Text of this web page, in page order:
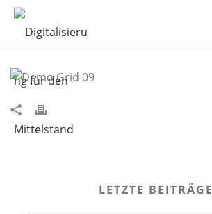
DEMO GRID 09
LETZTE BEITRÄGE